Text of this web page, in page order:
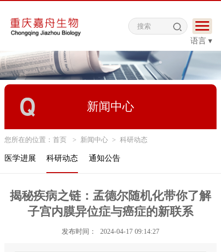
语言 ▾
新闻中心
您所在的位置： 首页> 新闻中心> 科研动态
医学进展 科研动态 通知公告
揭秘疾病之链：孟德尔随机化带你了解
子宫内膜异位症与癌症的新联系
发布时间： 2024-04-17 09:14:27